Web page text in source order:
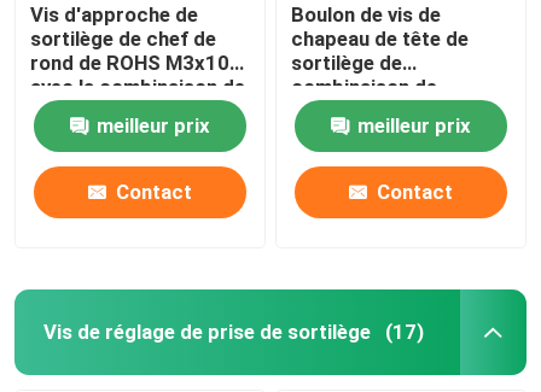
Vis d'approche de
sortilège de chef de
rond de ROHS M3x10
avec la combinaison de
cuivre d'écrou de
l'estampillage H62
meilleur prix
Contact
Boulon de vis de
chapeau de tête de
sortilège de
combinaison de
cannelure de baisse de
noir de Q195 M3x5 anti
pour les disjoncteurs
miniatures
meilleur prix
Contact
Vis de réglage de prise de sortilège (17)